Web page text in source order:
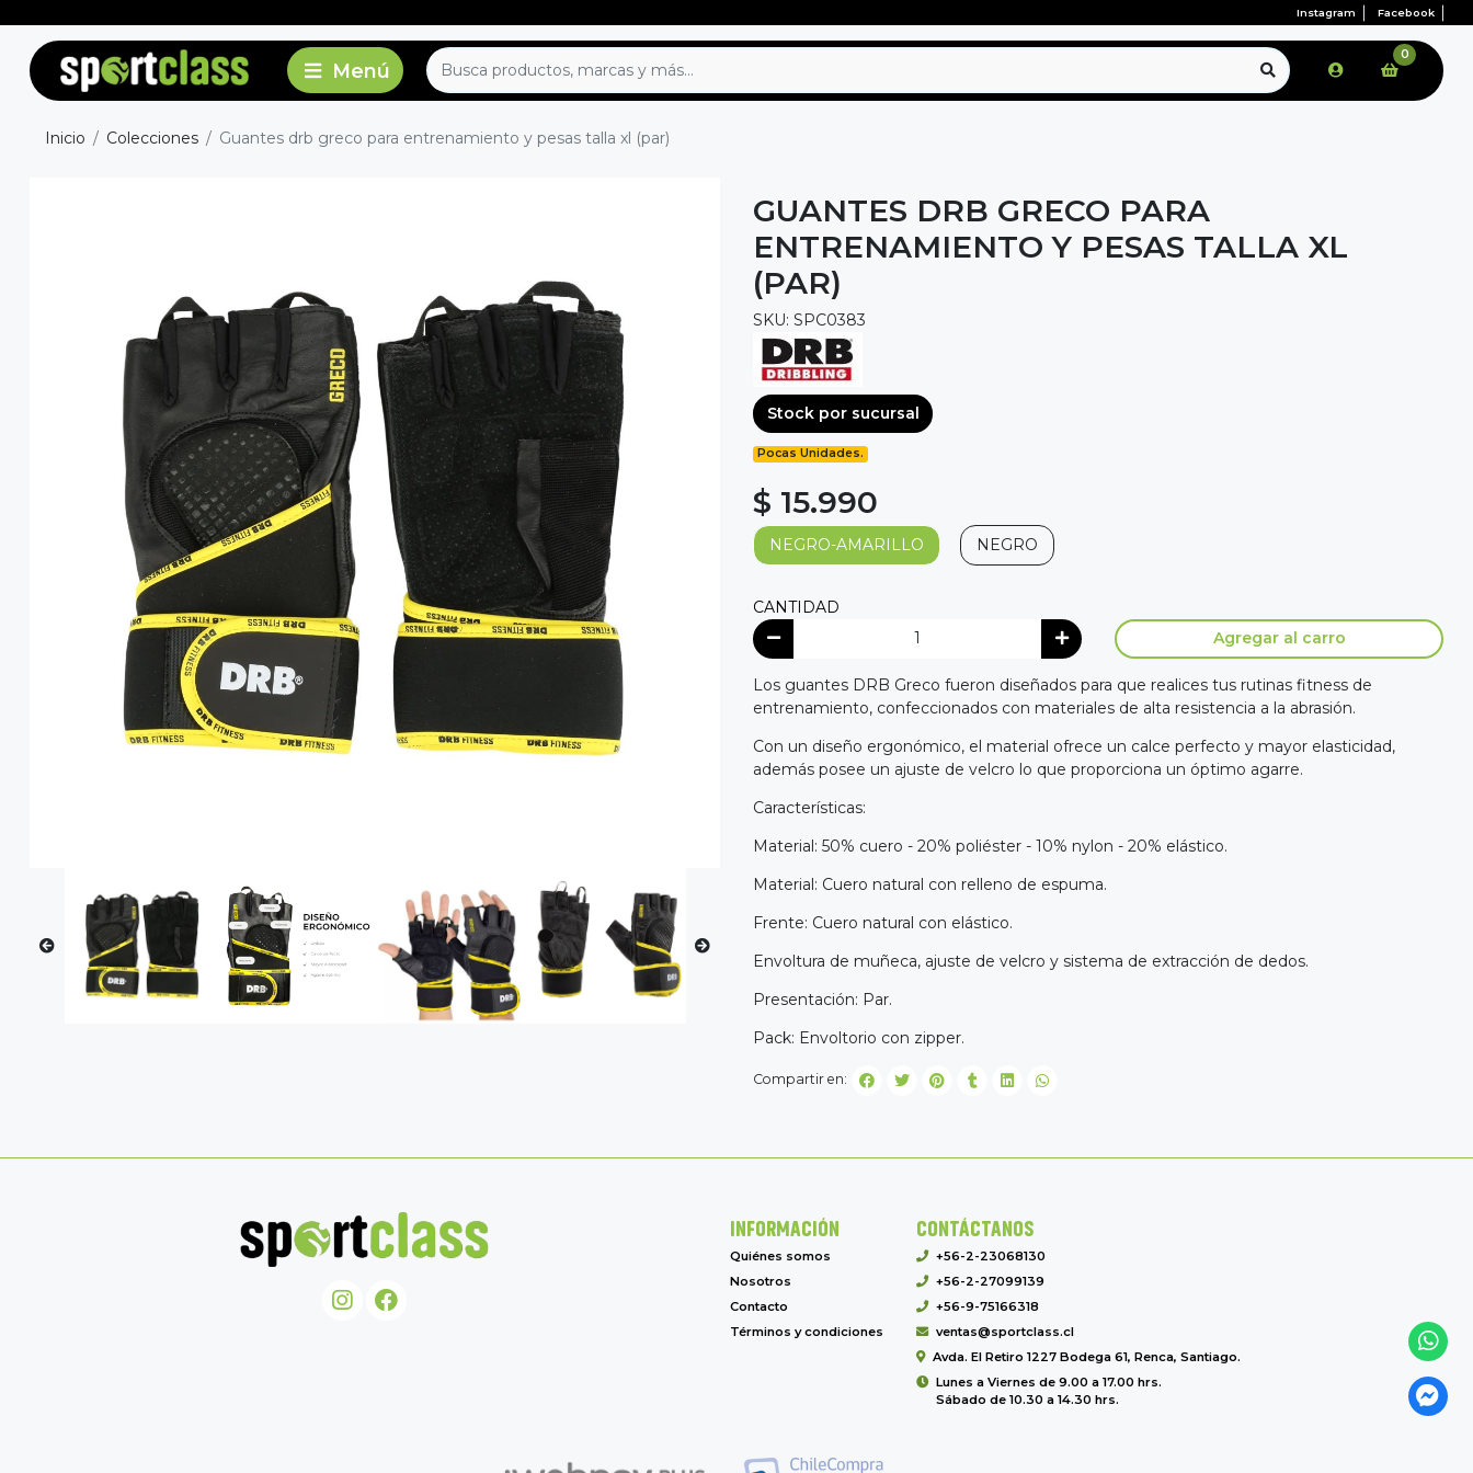
Instagram Facebook
0
Inicio Colecciones Guantes drb greco para entrenamiento y pesas talla xl (par)
GUANTES DRB GRECO PARA
ENTRENAMIENTO Y PESAS TALLA XL
(PAR)
SKU: SPC0383
Stock por sucursal
Pocas Unidades.
$ 15.990
NEGRO-AMARILLO NEGRO
CANTIDAD
Agregar al carro
Los guantes DRB Greco fueron diseñados para que realices tus rutinas fitness de
entrenamiento, confeccionados con materiales de alta resistencia a la abrasión.
Con un diseño ergonómico, el material ofrece un calce perfecto y mayor elasticidad,
además posee un ajuste de velcro lo que proporciona un óptimo agarre.
Características:
Material: 50% cuero - 20% poliéster - 10% nylon - 20% elástico.
Material: Cuero natural con relleno de espuma.
Frente: Cuero natural con elástico.
Envoltura de muñeca, ajuste de velcro y sistema de extracción de dedos.
Presentación: Par.
Pack: Envoltorio con zipper.
Compartir en:
INFORMACIÓN
Quiénes somos
Nosotros
Contacto
Términos y condiciones
CONTÁCTANOS
+56-2-23068130
+56-2-27099139
+56-9-75166318
ventas@sportclass.cl
Avda. El Retiro 1227 Bodega 61, Renca, Santiago.
Lunes a Viernes de 9.00 a 17.00 hrs.
Sábado de 10.30 a 14.30 hrs.